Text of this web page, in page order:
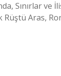
Sınırlar ve
Rüştü Aras,